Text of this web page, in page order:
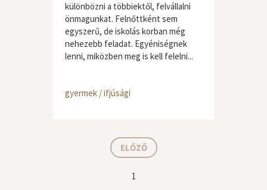
különbözni a többiektől, felvállalni
önmagunkat. Felnőttként sem
egyszerű, de iskolás korban még
nehezebb feladat. Egyéniségnek
lenni, miközben meg is kell felelni...
gyermek / ifjúsági
ELŐZŐ
1